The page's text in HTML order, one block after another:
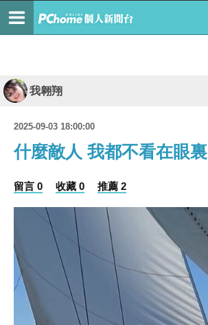
我翱翔
2025-09-03 18:00:00
什麼敵人 我都不看在眼裏
留言 0 收藏 0 推薦 2